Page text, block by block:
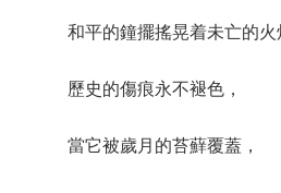
和平的鐘擺搖晃着未亡的
歷史的傷痕永不褪色，
當它被歲月的苔蘚覆蓋，